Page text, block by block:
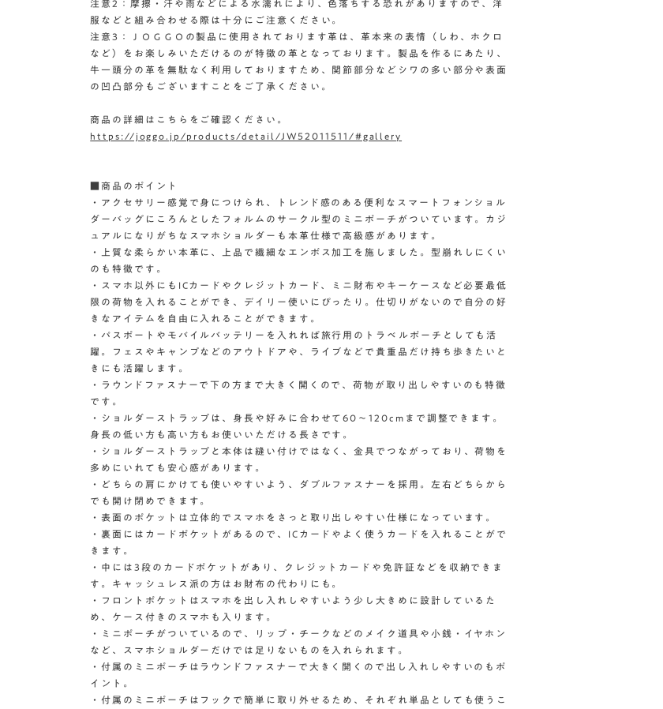
注意2：摩擦・汗や雨などによる水濡れにより、色落ちする恐れがありますので、洋
服などと組み合わせる際は十分にご注意ください。
注意3：ＪＯＧＧＯの製品に使用されております革は、革本来の表情（しわ、ホクロ
など）をお楽しみいただけるのが特徴の革となっております。製品を作るにあたり、
牛一頭分の革を無駄なく利用しておりますため、関節部分などシワの多い部分や表面
の凹凸部分もございますことをご了承ください。
商品の詳細はこちらをご確認ください。
https://joggo.jp/products/detail/JW52011511/#gallery
■商品のポイント
・アクセサリー感覚で身につけられ、トレンド感のある便利なスマートフォンショル
ダーバッグにころんとしたフォルムのサークル型のミニポーチがついています。カジ
ュアルになりがちなスマホショルダーも本革仕様で高級感があります。
・上質な柔らかい本革に、上品で繊細なエンボス加工を施しました。型崩れしにくい
のも特徴です。
・スマホ以外にもICカードやクレジットカード、ミニ財布やキーケースなど必要最低
限の荷物を入れることができ、デイリー使いにぴったり。仕切りがないので自分の好
きなアイテムを自由に入れることができます。
・パスポートやモバイルバッテリーを入れれば旅行用のトラベルポーチとしても活
躍。フェスやキャンプなどのアウトドアや、ライブなどで貴重品だけ持ち歩きたいと
きにも活躍します。
・ラウンドファスナーで下の方まで大きく開くので、荷物が取り出しやすいのも特徴
です。
・ショルダーストラップは、身長や好みに合わせて60〜120cmまで調整できます。
身長の低い方も高い方もお使いいただける長さです。
・ショルダーストラップと本体は縫い付けではなく、金具でつながっており、荷物を
多めにいれても安心感があります。
・どちらの肩にかけても使いやすいよう、ダブルファスナーを採用。左右どちらから
でも開け閉めできます。
・表面のポケットは立体的でスマホをさっと取り出しやすい仕様になっています。
・裏面にはカードポケットがあるので、ICカードやよく使うカードを入れることがで
きます。
・中には3段のカードポケットがあり、クレジットカードや免許証などを収納できま
す。キャッシュレス派の方はお財布の代わりにも。
・フロントポケットはスマホを出し入れしやすいよう少し大きめに設計しているた
め、ケース付きのスマホも入ります。
・ミニポーチがついているので、リップ・チークなどのメイク道具や小銭・イヤホン
など、スマホショルダーだけでは足りないものを入れられます。
・付属のミニポーチはラウンドファスナーで大きく開くので出し入れしやすいのもポ
イント。
・付属のミニポーチはフックで簡単に取り外せるため、それぞれ単品としても使うこ